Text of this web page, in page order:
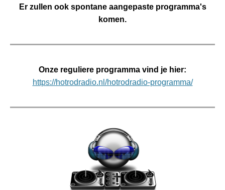
Er zullen ook spontane aangepaste programma's
komen.
Onze reguliere programma vind je hier:
https://hotrodradio.nl/hotrodradio-programma/